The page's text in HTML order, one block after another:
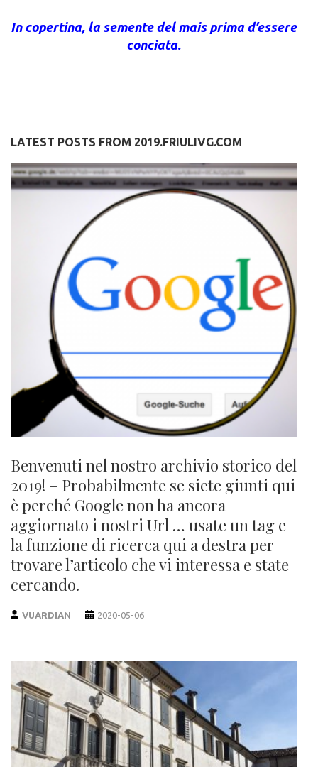
In copertina, la semente del mais prima d’essere
conciata.
LATEST POSTS FROM 2019.FRIULIVG.COM
Benvenuti nel nostro archivio storico del
2019! – Probabilmente se siete giunti qui
è perché Google non ha ancora
aggiornato i nostri Url … usate un tag e
la funzione di ricerca qui a destra per
trovare l’articolo che vi interessa e state
cercando.
VUARDIAN 2020-05-06